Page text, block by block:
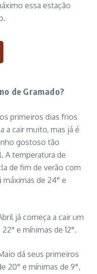
essa estação
de Gramado?
primeiros dias frios
a cair muito, mas já é
gostoso tão
A temperatura de
de fim de verão com
de 24° e
já começa a cair um
e mínimas de 12°.
dá seus primeiros
20° e mínimas de 9°,